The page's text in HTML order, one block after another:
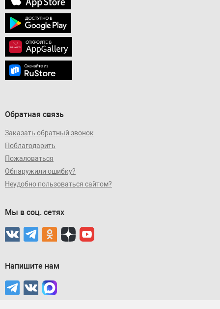
Обратная связь
Заказать обратный звонок
Поблагодарить
Пожаловаться
Обнаружили ошибку?
Неудобно пользоваться сайтом?
Мы в соц. сетях
Напишите нам